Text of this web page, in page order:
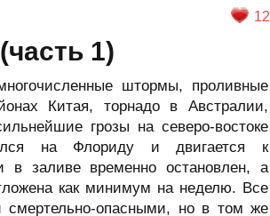
12
1)
штормы, проливные
Китая, торнадо в Австралии,
грозы на северо-востоке
на Флориду и двигается к
в заливе временно остановлен, а
как минимум на неделю. Все
опасными, но в том же